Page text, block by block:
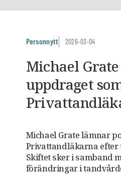
Personnytt 2026-03-04
Michael
uppdraget
Michael Grate lämnar
Privattandläkarna efter
Skiftet sker i samband
förändringar i